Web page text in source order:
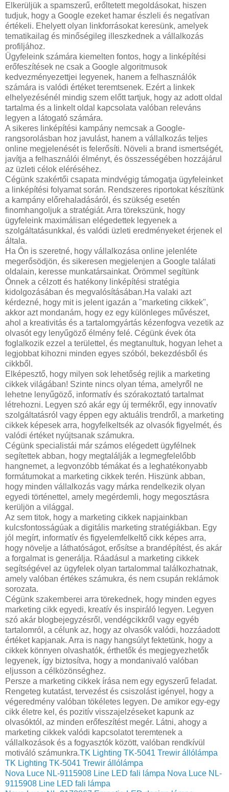
Elkerüljük a spamszerű, erőltetett megoldásokat, hiszen
tudjuk, hogy a Google ezeket hamar észleli és negatívan
értékeli. Ehelyett olyan linkforrásokat keresünk, amelyek
tematikailag és minőségileg illeszkednek a vállalkozás
profiljához.
Ügyfeleink számára kiemelten fontos, hogy a linképítési
erőfeszítések ne csak a Google algoritmusok
kedvezményezettjei legyenek, hanem a felhasználók
számára is valódi értéket teremtsenek. Ezért a linkek
elhelyezésénél mindig szem előtt tartjuk, hogy az adott oldal
tartalma és a linkelt oldal kapcsolata valóban releváns
legyen a látogató számára.
A sikeres linképítési kampány nemcsak a Google-
rangsorolásban hoz javulást, hanem a vállalkozás teljes
online megjelenését is felerősíti. Növeli a brand ismertségét,
javítja a felhasználói élményt, és összességében hozzájárul
az üzleti célok eléréséhez.
Cégünk szakértői csapata mindvégig támogatja ügyfeleinket
a linképítési folyamat során. Rendszeres riportokat készítünk
a kampány előrehaladásáról, és szükség esetén
finomhangoljuk a stratégiát. Arra törekszünk, hogy
ügyfeleink maximálisan elégedettek legyenek a
szolgáltatásunkkal, és valódi üzleti eredményeket érjenek el
általa.
Ha Ön is szeretné, hogy vállalkozása online jelenléte
megerősödjön, és sikeresen megjelenjen a Google találati
oldalain, keresse munkatársainkat. Örömmel segítünk
Önnek a célzott és hatékony linképítési stratégia
kidolgozásában és megvalósításában.Ha valaki azt
kérdezné, hogy mit is jelent igazán a "marketing cikkek",
akkor azt mondanám, hogy ez egy különleges művészet,
ahol a kreativitás és a tartalomgyártás kézenfogva vezetik az
olvasót egy lenyűgöző élmény felé. Cégünk évek óta
foglalkozik ezzel a területtel, és megtanultuk, hogyan lehet a
legjobbat kihozni minden egyes szóból, bekezdésből és
cikkből.
Elképesztő, hogy milyen sok lehetőség rejlik a marketing
cikkek világában! Szinte nincs olyan téma, amelyről ne
lehetne lenyűgöző, informatív és szórakoztató tartalmat
létrehozni. Legyen szó akár egy új termékről, egy innovatív
szolgáltatásról vagy éppen egy aktuális trendről, a marketing
cikkek képesek arra, hogyfelkeltsék az olvasók figyelmét, és
valódi értéket nyújtsanak számukra.
Cégünk specialistái már számos elégedett ügyfélnek
segítettek abban, hogy megtalálják a legmegfelelőbb
hangnemet, a legvonzóbb témákat és a leghatékonyabb
formátumokat a marketing cikkek terén. Hiszünk abban,
hogy minden vállalkozás vagy márka rendelkezik olyan
egyedi történettel, amely megérdemli, hogy megosztásra
kerüljön a világgal.
Az sem titok, hogy a marketing cikkek napjainkban
kulcsfontosságúak a digitális marketing stratégiákban. Egy
jól megírt, informatív és figyelemfelkeltő cikk képes arra,
hogy növelje a láthatóságot, erősítse a brandépítést, és akár
a forgalmat is generálja. Ráadásul a marketing cikkek
segítségével az ügyfelek olyan tartalommal találkozhatnak,
amely valóban értékes számukra, és nem csupán reklámok
sorozata.
Cégünk szakemberei arra törekednek, hogy minden egyes
marketing cikk egyedi, kreatív és inspiráló legyen. Legyen
szó akár blogbejegyzésről, vendégcikkről vagy egyéb
tartalomról, a célunk az, hogy az olvasók valódi, hozzáadott
értéket kapjanak. Arra is nagy hangsúlyt fektetünk, hogy a
cikkek könnyen olvashatók, érthetők és megjegyezhetők
legyenek, így biztosítva, hogy a mondanivaló valóban
eljusson a célközönséghez.
Persze a marketing cikkek írása nem egy egyszerű feladat.
Rengeteg kutatást, tervezést és csiszolást igényel, hogy a
végeredmény valóban tökéletes legyen. De amikor egy-egy
cikk életre kel, és pozitív visszajelzéseket kapunk az
olvasóktól, az minden erőfeszítést megér. Látni, ahogy a
marketing cikkek valódi kapcsolatot teremtenek a
vállalkozások és a fogyasztók között, valóban rendkívül
motiváló számunkra.TK Lighting TK-5041 Trewir állólámpa
TK Lighting TK-5041 Trewir állólámpa
Nova Luce NL-9115908 Line LED fali lámpa Nova Luce NL-
9115908 Line LED fali lámpa